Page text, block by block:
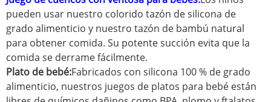
pueden usar nuestro colorido tazón de silicona de
grado alimenticio y nuestro tazón de bambú natural
para obtener comida. Su potente succión evita que la
comida se derrame fácilmente.
Plato de bebé:Fabricados con silicona 100 % de grado
alimenticio, nuestros juegos de platos para bebé están